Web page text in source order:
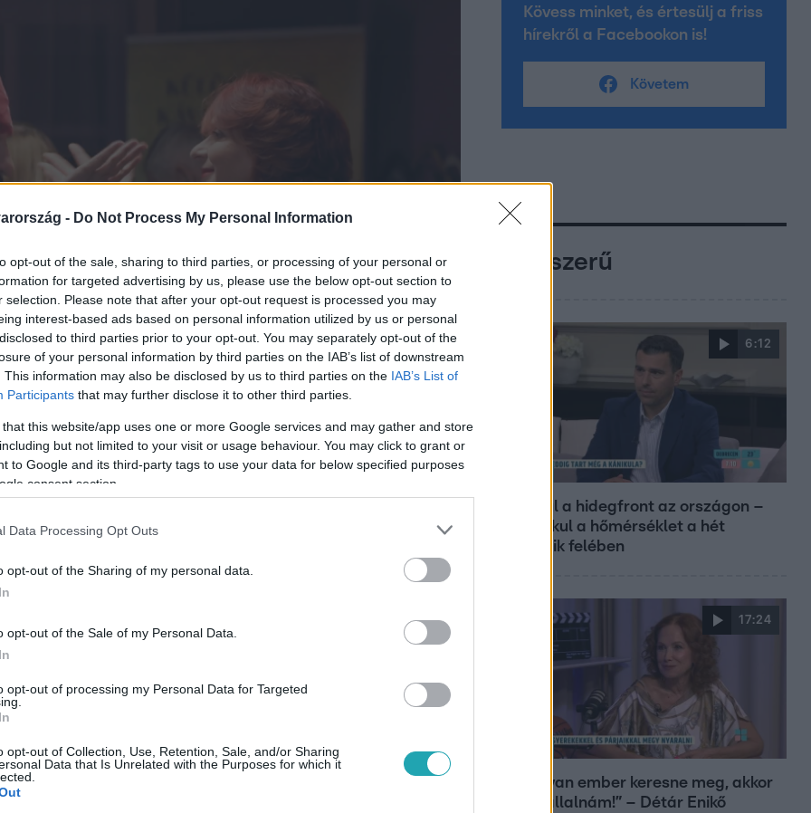
- Do Not Process My Personal Information
opt-out of the sale, sharing to third parties, or processing of your personal or
for targeted advertising by us, please use the below opt-out section to
selection. Please note that after your opt-out request is processed you may
interest-based ads based on personal information utilized by us or personal
to third parties prior to your opt-out. You may separately opt-out of the
of your personal information by third parties on the IAB’s list of downstream
This information may also be disclosed by us to third parties on the IAB’s List of
Participants that may further disclose it to other third parties.
that this website/app uses one or more Google services and may gather and store
but not limited to your visit or usage behaviour. You may click to grant or
to Google and its third-party tags to use your data for below specified purposes
consent section.
Data Processing Opt Outs
opt-out of the Sharing of my personal data.
opt-out of the Sale of my Personal Data.
opt-out of processing my Personal Data for Targeted
opt-out of Collection, Use, Retention, Sale, and/or Sharing
Data that Is Unrelated with the Purposes for which it
a buli a Lugasban, ahol nemcsak a
járt hajnalig.
legyen a Google-találatokban!
Kövess minket, és értesülj a friss
hírekről a Facebookon is!
Követem
Népszerű
6:12
Átvonul a hidegfront az országon –
így alakul a hőmérséklet a hét
második felében
17:24
„Ha olyan ember keresne meg, akkor
sem vállalnám!” – Détár Enikő